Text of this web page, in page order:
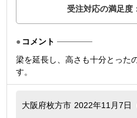
受注対応の満足度
コメント
梁を延長し、高さも十分とった
す。
大阪府枚方市 2022年11月7日